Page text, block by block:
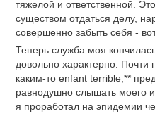
тяжелой и ответственной.
существом отдаться делу,
совершенно забыть себя -
Теперь служба моя
довольно характерно. Почти
каким-то enfant terrible;**
равнодушно слышать моего
я проработал на эпидемии